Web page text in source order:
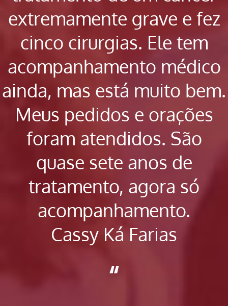
extremamente grave e fez
cinco cirurgias. Ele tem
acompanhamento médico
ainda, mas está muito bem.
Meus pedidos e orações
foram atendidos. São
quase sete anos de
tratamento, agora só
acompanhamento.
Cassy Ká Farias
“